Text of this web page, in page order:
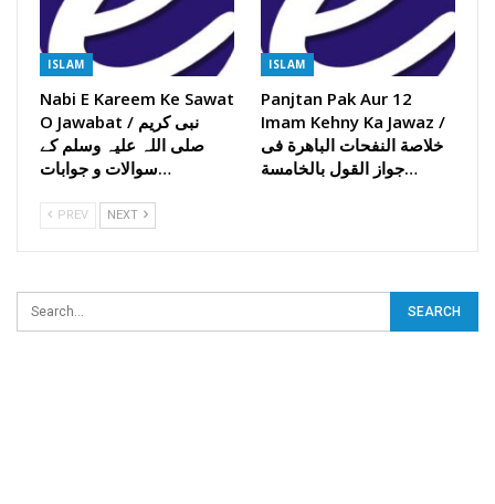
ISLAM
Nabi E Kareem Ke Sawat
O Jawabat / نبی کریم
صلی اللہ علیہ وسلم کے
سوالات و جوابات…
ISLAM
Panjtan Pak Aur 12
Imam Kehny Ka Jawaz /
خلاصة النفحات الباھرة فی
جواز القول بالخامسة…
PREV NEXT